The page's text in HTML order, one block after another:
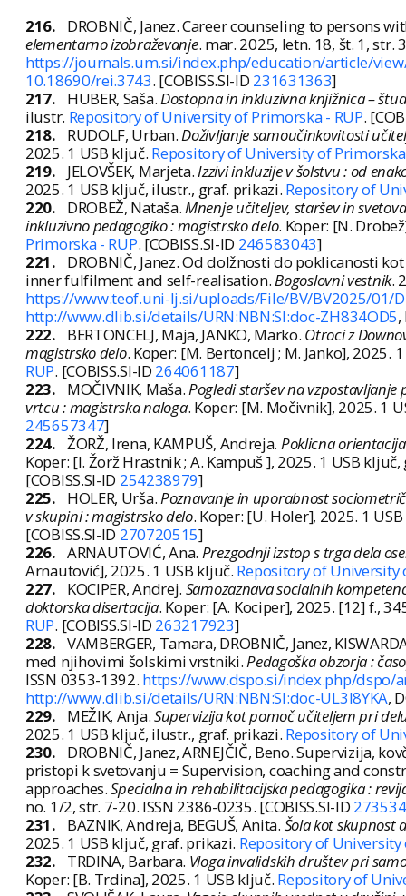
216.
DROBNIČ, Janez. Career counseling to persons
elementarno izobraževanje. mar. 2025, letn. 18, št. 1, str.
https://journals.um.si/index.php/education/article/
10.18690/rei.3743. [COBISS.SI-ID 231631363]
217.
HUBER, Saša.Dostopna in inkluzivna knjižnica –
ilustr. Repository of University of Primorska - RUP.
218.
RUDOLF, Urban.Doživljanje samoučinkovitosti
2025. 1 USB ključ. Repository of University of Primorska
219.
JELOVŠEK, Marjeta.Izzivi inkluzije v šolstvu : od
2025. 1 USB ključ, ilustr., graf. prikazi. Repository of
220.
DROBEŽ, Nataša.Mnenje učiteljev, staršev in
inkluzivno pedagogiko : magistrsko delo. Koper: [N.
Primorska - RUP. [COBISS.SI-ID 246583043]
221.
DROBNIČ, Janez. Od dolžnosti do poklicanosti
inner fulfilment and self-realisation.Bogoslovni vestnik.
https://www.teof.uni-lj.si/uploads/File/BV/BV2025/01/
http://www.dlib.si/details/URN:NBN:SI:doc-ZH834OD5
222.
BERTONCELJ, Maja, JANKO, Marko. Otroci z
magistrsko delo. Koper: [M. Bertoncelj ; M. Janko], 2025.
RUP. [COBISS.SI-ID 264061187]
223.
MOČIVNIK, Maša.Pogledi staršev na
vrtcu : magistrska naloga. Koper: [M. Močivnik], 2025. 1
245657347]
224. ŽORŽ, Irena, KAMPUŠ, Andreja. Poklicna
Koper: [I. Žorž Hrastnik ; A. Kampuš ], 2025. 1 USB
[COBISS.SI-ID 254238979]
225.
HOLER, Urša.Poznavanje in uporabnost
v skupini : magistrsko delo. Koper: [U. Holer], 2025. 1
[COBISS.SI-ID 270720515]
226. ARNAUTOVIĆ, Ana. Prezgodnji izstop s trga dela
Arnautović], 2025. 1 USB ključ. Repository of University
227.
KOCIPER, Andrej. Samozaznava socialnih
doktorska disertacija. Koper: [A. Kociper], 2025. [12] f.,
RUP. [COBISS.SI-ID 263217923]
228. VAMBERGER, Tamara, DROBNIČ, Janez,
med njihovimi šolskimi vrstniki.Pedagoška obzorja :
ISSN 0353-1392. https://www.dspo.si/index.php/dspo/
http://www.dlib.si/details/URN:NBN:SI:doc-UL3I8YKA,
229.
MEŽIK, Anja.Supervizija kot pomoč učiteljem pri
2025. 1 USB ključ, ilustr., graf. prikazi. Repository of
230.
DROBNIČ, Janez, ARNEJČIČ, Beno.
pristopi k svetovanju = Supervision, coaching and
approaches.Specialna in rehabilitacijska pedagogika :
no. 1/2, str. 7-20. ISSN 2386-0235. [COBISS.SI-ID
231.
BAZNIK, Andreja, BEGUŠ, Anita. Šola kot skupnost
2025. 1 USB ključ, graf. prikazi. Repository of
232.
TRDINA, Barbara. Vloga invalidskih društev pri
Koper: [B. Trdina], 2025. 1 USB ključ. Repository of